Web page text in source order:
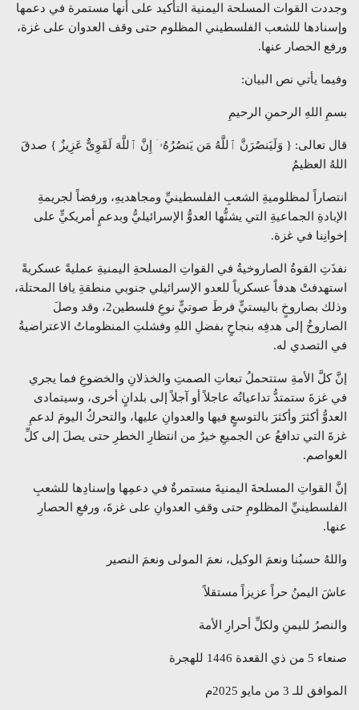
وجددت القوات المسلحة اليمنية التأكيد على أنها مستمرة في دعمها
وإسنادها للشعب الفلسطيني المظلوم حتى وقف العدوان على غزة،
ورفع الحصار عنها.
وفيما يأتي نص البيان:
بسمِ اللهِ الرحمنِ الرحيمِ
قال تعالى: { وَلَیَنصُرَنَّ ٱللَّهُ مَن یَنصُرُهُۥۤ إِنَّ ٱللَّهَ لَقَوِیٌّ عَزِیزٌ } صدقَ
اللهُ العظيمُ
انتصاراً لمظلوميةِ الشعبِ الفلسطينيِّ ومجاهديهِ، ورفضاً لجريمةِ
الإبادةِ الجماعيةِ التي يشنُّها العدوُّ الإسرائيليُّ وبدعمٍ أمريكيٍّ على
إخوانِنا في غزة.
نفذَتِ القوةُ الصاروخيةُ في القواتِ المسلحةِ اليمنيةِ عمليةً عسكريةً
استهدفتْ هدفاً عسكرياً للعدو الإسرائيلي جنوبي منطقةِ يافا المحتلة،
وذلك بصاروخٍ باليستيٍّ فرطَ صوتيٍّ نوعِ فلسطين2، وقد وصلَ
الصاروخُ إلى هدفِه بنجاحٍ بفضلِ اللهِ وفشلتِ المنظوماتُ الاعتراضيةُ
في التصدي له.
إنَّ كلَّ الأمةِ ستتحملُ تبعاتِ الصمتِ والخذلانِ والخضوعِ فما يجري
في غزةَ ستمتدُّ تداعياتُه عاجلاً أو آجلاً إلى بلدانٍ أخرى، وسيتمادى
العدوُّ أكثرَ وأكثرَ بالتوسعٍ فيها والعدوانِ عليها، والتحركُ اليومَ لدعمِ
غزةَ التي تدافعُ عن الجميعِ خيرٌ من انتظارِ الخطرِ حتى يصلَ إلى كلِّ
العواصم.
إنَّ القواتِ المسلحةَ اليمنيةَ مستمرةٌ في دعمِها وإسنادِها للشعبِ
الفلسطينيِّ المظلومِ حتى وقفِ العدوانِ على غزةَ، ورفعِ الحصارِ
عنها.
واللهُ حسبُنا ونعمَ الوكيل، نعمَ المولى ونعمَ النصير
عاشَ اليمنُ حراً عزيزاً مستقلاً
والنصرُ لليمنِ ولكلِّ أحرارِ الأمة
صنعاء 5 من ذي القعدة 1446 للهجرة
الموافق للـ 3 من مايو 2025م